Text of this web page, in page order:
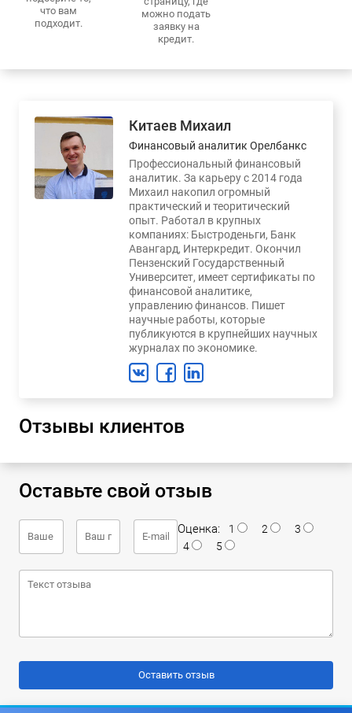
что вам
подходит.
можно подать
заявку на
кредит.
Китаев Михаил
Финансовый аналитик Орелбанкс
Профессиональный финансовый
аналитик. За карьеру с 2014 года
Михаил накопил огромный
практический и теоритический
опыт. Работал в крупных
компаниях: Быстроденьги, Банк
Авангард, Интеркредит. Окончил
Пензенский Государственный
Университет, имеет сертификаты по
финансовой аналитике,
управлению финансов. Пишет
научные работы, которые
публикуются в крупнейших научных
журналах по экономике.
Отзывы клиентов
Оставьте свой отзыв
Оценка: 1 2
3
4
5